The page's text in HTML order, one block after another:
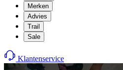
Merken
Advies
Trail
Sale
Klantenservice